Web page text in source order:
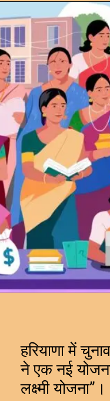
हरियाणा में
ने एक नई
लक्ष्मी योजना”।